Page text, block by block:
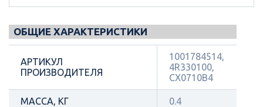
ОБЩИЕ ХАРАКТЕРИСТИКИ
АРТИКУЛ
ПРОИЗВОДИТЕЛЯ
1001784514,
4R330100,
CX0710B4
МАССА, КГ 0.4